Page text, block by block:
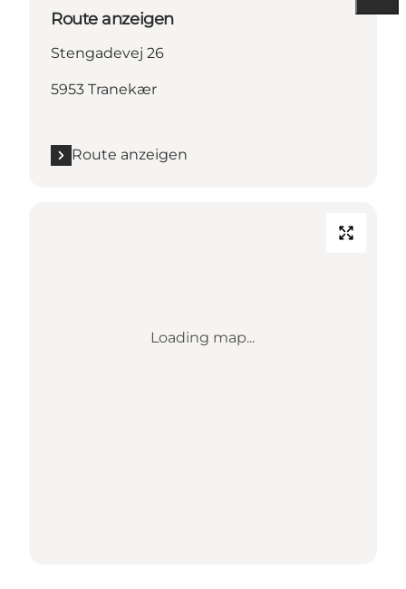
Route anzeigen
Stengadevej 26
5953 Tranekær
Route anzeigen
Loading map...